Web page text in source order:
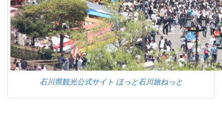
石川県観光公式サイト ほっと石川旅ねっと